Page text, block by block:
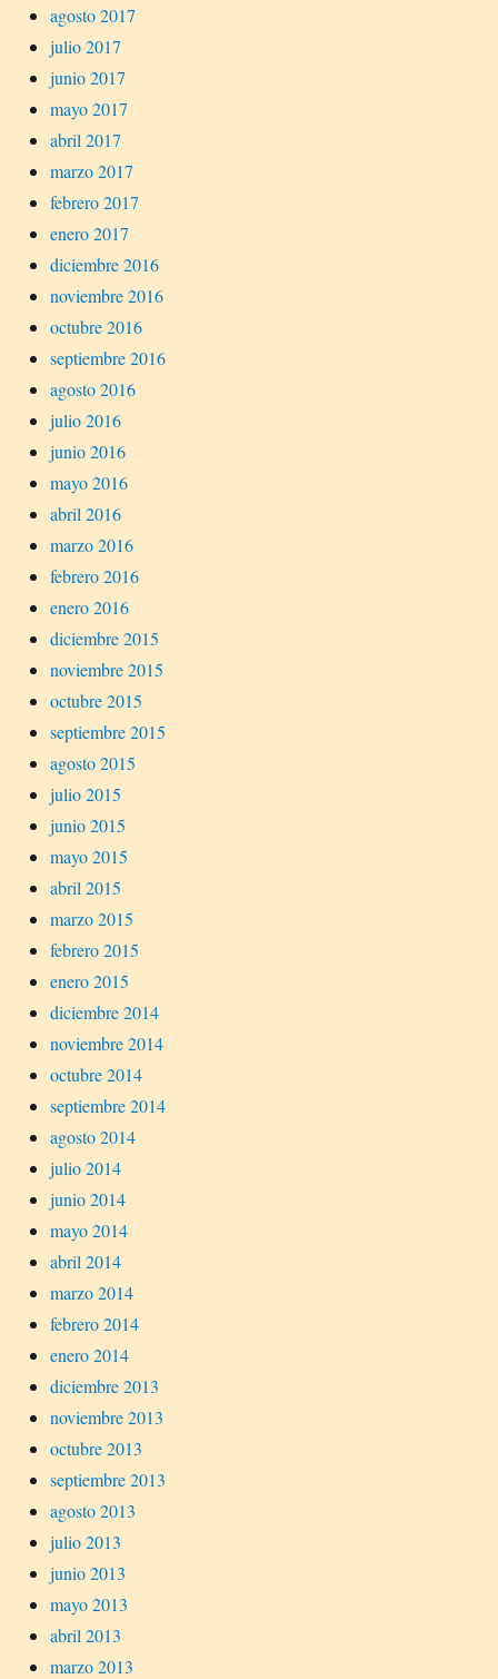
agosto 2017
julio 2017
junio 2017
mayo 2017
abril 2017
marzo 2017
febrero 2017
enero 2017
diciembre 2016
noviembre 2016
octubre 2016
septiembre 2016
agosto 2016
julio 2016
junio 2016
mayo 2016
abril 2016
marzo 2016
febrero 2016
enero 2016
diciembre 2015
noviembre 2015
octubre 2015
septiembre 2015
agosto 2015
julio 2015
junio 2015
mayo 2015
abril 2015
marzo 2015
febrero 2015
enero 2015
diciembre 2014
noviembre 2014
octubre 2014
septiembre 2014
agosto 2014
julio 2014
junio 2014
mayo 2014
abril 2014
marzo 2014
febrero 2014
enero 2014
diciembre 2013
noviembre 2013
octubre 2013
septiembre 2013
agosto 2013
julio 2013
junio 2013
mayo 2013
abril 2013
marzo 2013